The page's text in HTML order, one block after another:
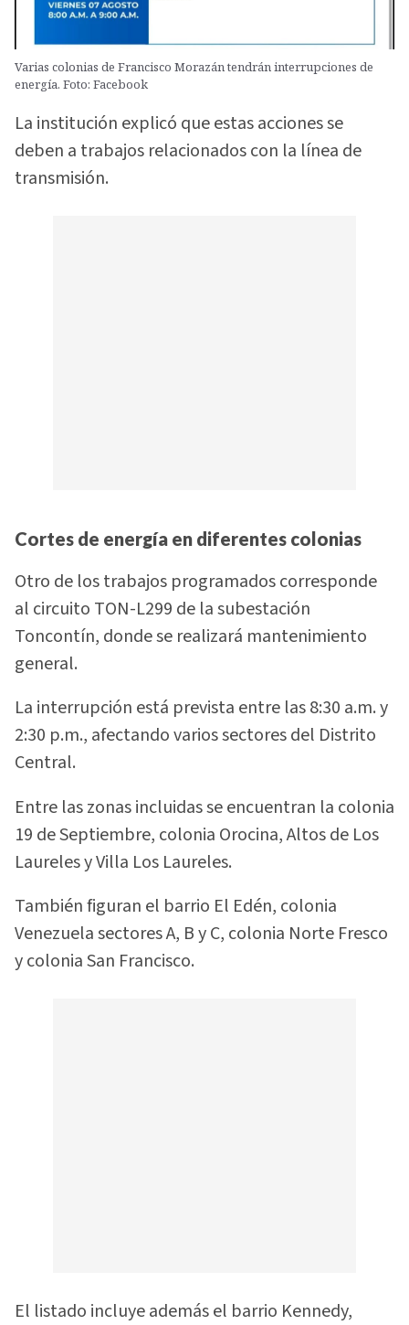
Varias colonias de Francisco Morazán tendrán interrupciones de
energía. Foto: Facebook
La institución explicó que estas acciones se
deben a trabajos relacionados con la línea de
transmisión.
Cortes de energía en diferentes colonias
Otro de los trabajos programados corresponde
al circuito TON-L299 de la subestación
Toncontín, donde se realizará mantenimiento
general.
La interrupción está prevista entre las 8:30 a.m. y
2:30 p.m., afectando varios sectores del Distrito
Central.
Entre las zonas incluidas se encuentran la colonia
19 de Septiembre, colonia Orocina, Altos de Los
Laureles y Villa Los Laureles.
También figuran el barrio El Edén, colonia
Venezuela sectores A, B y C, colonia Norte Fresco
y colonia San Francisco.
El listado incluye además el barrio Kennedy,